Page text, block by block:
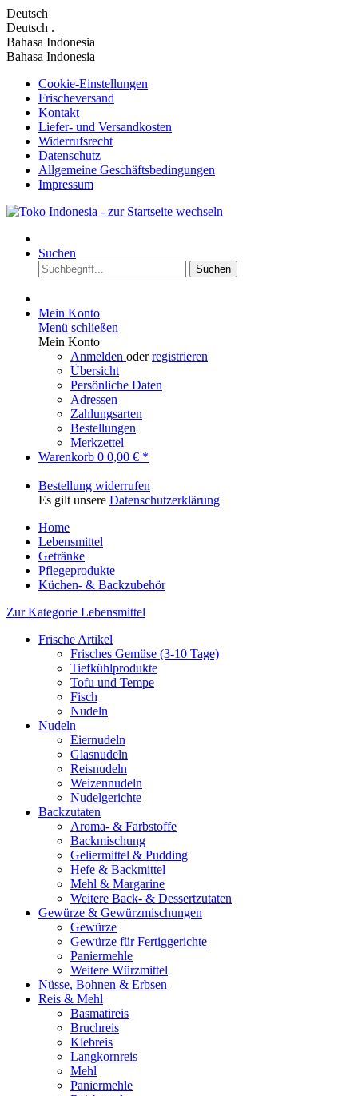
Deutsch
Deutsch .
Bahasa Indonesia
Bahasa Indonesia
Cookie-Einstellungen
Frischeversand
Kontakt
Liefer- und Versandkosten
Widerrufsrecht
Datenschutz
Allgemeine Geschäftsbedingungen
Impressum
Suchen
Suchen
Mein Konto
Menü schließen
Mein Konto
Anmelden oderregistrieren
Übersicht
Persönliche Daten
Adressen
Zahlungsarten
Bestellungen
Merkzettel
Warenkorb 0 0,00 € *
Bestellung widerrufen
Es gilt unsere Datenschutzerklärung
Home
Lebensmittel
Getränke
Pflegeprodukte
Küchen- & Backzubehör
Zur Kategorie Lebensmittel
Frische Artikel
Frisches Gemüse (3-10 Tage)
Tiefkühlprodukte
Tofu und Tempe
Fisch
Nudeln
Nudeln
Eiernudeln
Glasnudeln
Reisnudeln
Weizennudeln
Nudelgerichte
Backzutaten
Aroma- & Farbstoffe
Backmischung
Geliermittel & Pudding
Hefe & Backmittel
Mehl & Margarine
Weitere Back- & Dessertzutaten
Gewürze & Gewürzmischungen
Gewürze
Gewürze für Fertiggerichte
Paniermehle
Weitere Würzmittel
Nüsse, Bohnen & Erbsen
Reis & Mehl
Basmatireis
Bruchreis
Klebreis
Langkornreis
Mehl
Paniermehle